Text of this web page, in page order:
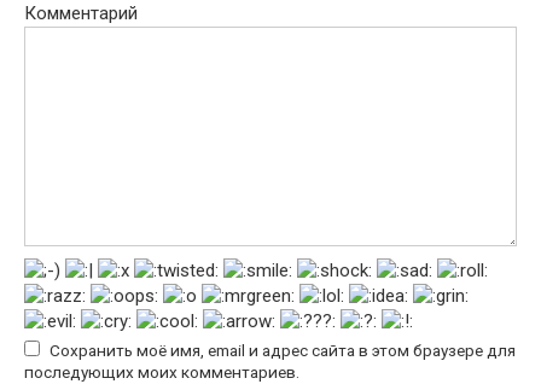
Комментарий
Сохранить моё имя, email и адрес сайта в этом браузере для
последующих моих комментариев.